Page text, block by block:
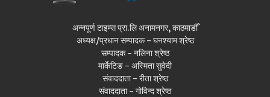
अन्नपूर्ण टाइम्स प्रा.लि अनामनगर, काठमाडौँ
अध्यक्ष/प्रधान सम्पादक - घनश्याम श्रेष्ठ
सम्पादक - नलिना श्रेष्ठ
मार्केटिङ - अस्मिता सुवेदी
संवाददाता - रीता श्रेष्ठ
संवाददाता - गोविन्द श्रेष्ठ